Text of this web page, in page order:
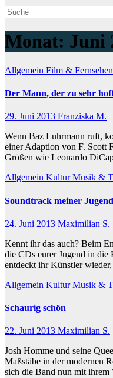
Monat: Juni
Allgemein Film & Fernsehen
Der Mann, der zu sehr
29. Juni 2013 Franziska M.
Wenn Baz Luhrmann ruft,
einer Adaption von F. Scott
Größen wie Leonardo
Allgemein KulturMusik &
Soundtrack meiner Jugend
24. Juni 2013 Maximilian S.
Kennt ihr das auch? Beim
die CDs eurer Jugend in die
entdeckt ihr Künstler
Allgemein KulturMusik &
Schaurig schön
22. Juni 2013 Maximilian S.
Josh Homme und seine
Maßstäbe in der modernen
sich die Band nun mit